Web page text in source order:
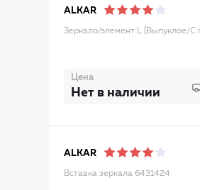
ALKAR
Зеркало/элемент L [Выпуклое/С
Цена
Нет в наличии
ALKAR
Вставка зеркала 6431424